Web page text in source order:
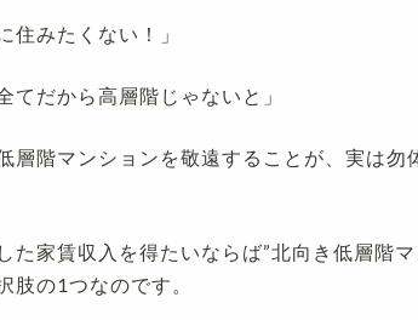
住みたくない！」
てだから高層階じゃないと」
層階マンションを敬遠することが、実は勿
た家賃収入を得たいならば”北向き低層階
肢の1つなのです。